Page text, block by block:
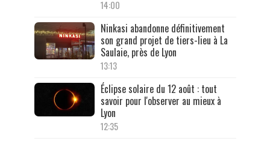
14:00
Ninkasi abandonne définitivement
son grand projet de tiers-lieu à La
Saulaie, près de Lyon
13:13
Éclipse solaire du 12 août : tout
savoir pour l'observer au mieux à
Lyon
12:35